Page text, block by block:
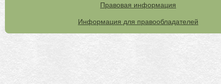
Правовая информация
Информация для правообладателей